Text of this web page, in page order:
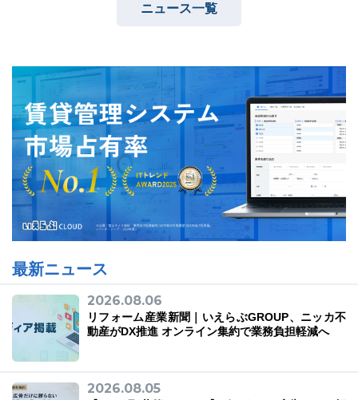
ニュース一覧 お役立ちブログ 資料ダウンロード
サービス一覧 プラン
ニュース一覧
最新ニュース
2026.08.06
リフォーム産業新聞｜いえらぶGROUP、ニッカ不
動産がDX推進 オンライン集約で業務負担軽減へ
2026.08.05